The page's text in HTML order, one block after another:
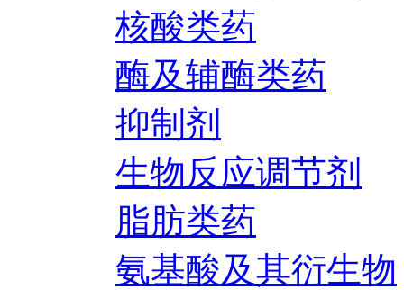
核酸类药
酶及辅酶类药
抑制剂
生物反应调节剂
脂肪类药
氨基酸及其衍生物